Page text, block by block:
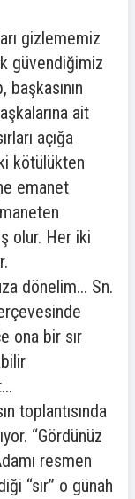
gizlememiz
güvendiğimiz
ait
açığa
kötülükten
emanet
olur. Her iki
dönelim... Sn.
ona bir sır
toplantısında
“Gördünüz
resmen
“sır” o günah